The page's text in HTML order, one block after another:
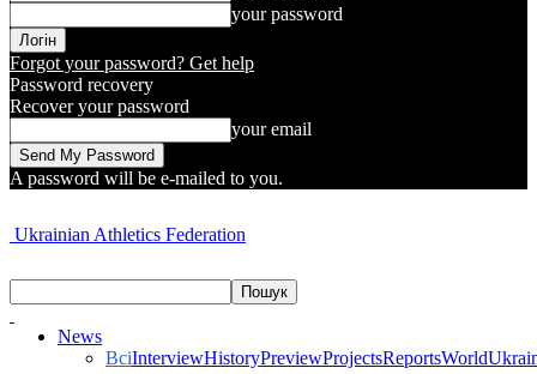
your password
Forgot your password? Get help
Password recovery
Recover your password
your email
A password will be e-mailed to you.
Ukrainian Athletics Federation
News
ВсіInterviewHistoryPreviewProjectsReportsWorld